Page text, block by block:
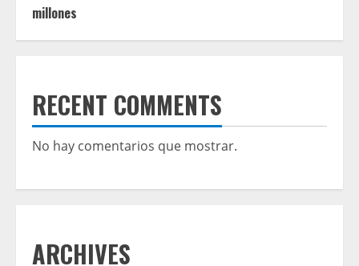
millones
RECENT COMMENTS
No hay comentarios que mostrar.
ARCHIVES